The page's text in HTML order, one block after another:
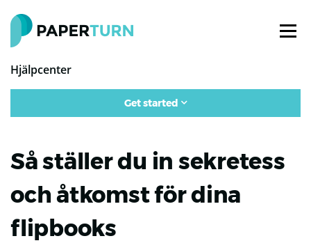
Hjälpcenter
Get started
Så ställer du in sekretess
och åtkomst för dina
flipbooks